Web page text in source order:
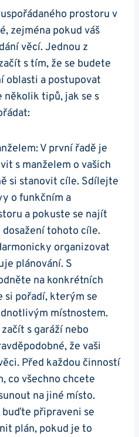
prostoru v
zejména pokud váš
věcí. Jednou z
s tím, že se budete
oblasti a postupovat
několik tipů, jak se s
V první řadě je
s manželem o vašich
si stanovit cíle. Sdílejte
o funkčním a
a pokuste se najít
tohoto cíle.
organizovat
plánování. S
na konkrétních
si pořadí, kterým se
místnostem.
s garáží nebo
že vaši
Před každou činností
co všechno chcete
na jiné místo.
připraveni se
plán, pokud je to